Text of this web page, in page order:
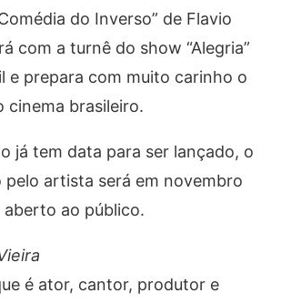
do Inverso” de Flavio
com a turnê do show “Alegria”
e prepara com muito carinho o
cinema brasileiro.
já tem data para ser lançado, o
pelo artista será em novembro
ao público.
é ator, cantor, produtor e